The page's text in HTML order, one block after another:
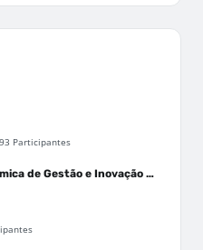
93 Participantes
Liga Acadêmica de Gestão e Inovação Médica - LAGIM